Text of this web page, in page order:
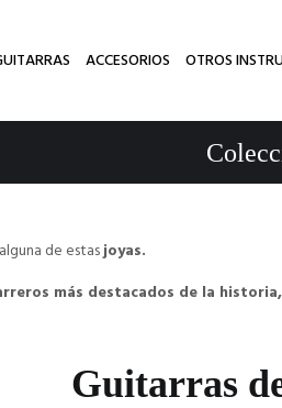
ACCESORIOS OTROS
de estasjoyas.
más destacados de la historia,
Guitarras